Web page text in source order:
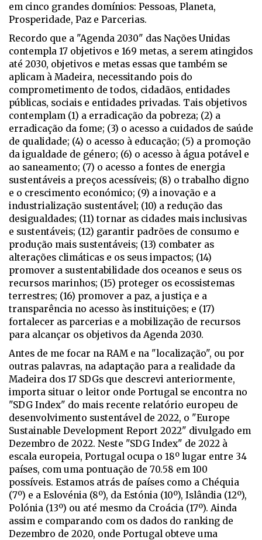
em cinco grandes domínios: Pessoas, Planeta,
Prosperidade, Paz e Parcerias.
Recordo que a "Agenda 2030" das Nações Unidas
contempla 17 objetivos e 169 metas, a serem atingidos
até 2030, objetivos e metas essas que também se
aplicam à Madeira, necessitando pois do
comprometimento de todos, cidadãos, entidades
públicas, sociais e entidades privadas. Tais objetivos
contemplam (1) a erradicação da pobreza; (2) a
erradicação da fome; (3) o acesso a cuidados de saúde
de qualidade; (4) o acesso à educação; (5) a promoção
da igualdade de género; (6) o acesso à água potável e
ao saneamento; (7) o acesso a fontes de energia
sustentáveis a preços acessíveis; (8) o trabalho digno
e o crescimento económico; (9) a inovação e a
industrialização sustentável; (10) a redução das
desigualdades; (11) tornar as cidades mais inclusivas
e sustentáveis; (12) garantir padrões de consumo e
produção mais sustentáveis; (13) combater as
alterações climáticas e os seus impactos; (14)
promover a sustentabilidade dos oceanos e seus os
recursos marinhos; (15) proteger os ecossistemas
terrestres; (16) promover a paz, a justiça e a
transparência no acesso às instituições; e (17)
fortalecer as parcerias e a mobilização de recursos
para alcançar os objetivos da Agenda 2030.
Antes de me focar na RAM e na "localização", ou por
outras palavras, na adaptação para a realidade da
Madeira dos 17 SDGs que descrevi anteriormente,
importa situar o leitor onde Portugal se encontra no
"SDG Index" do mais recente relatório europeu de
desenvolvimento sustentável de 2022, o "Europe
Sustainable Development Report 2022" divulgado em
Dezembro de 2022. Neste "SDG Index" de 2022 à
escala europeia, Portugal ocupa o 18º lugar entre 34
países, com uma pontuação de 70.58 em 100
possíveis. Estamos atrás de países como a Chéquia
(7º) e a Eslovénia (8º), da Estónia (10º), Islândia (12º),
Polónia (13º) ou até mesmo da Croácia (17º). Ainda
assim e comparando com os dados do ranking de
Dezembro de 2020, onde Portugal obteve uma